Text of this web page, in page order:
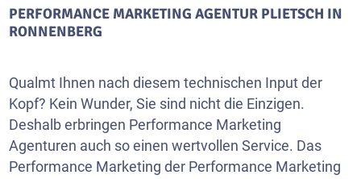
PERFORMANCE MARKETING AGENTUR PLIETSCH IN
RONNENBERG
Qualmt Ihnen nach diesem technischen Input der
Kopf? Kein Wunder, Sie sind nicht die Einzigen.
Deshalb erbringen Performance Marketing
Agenturen auch so einen wertvollen Service. Das
Performance Marketing der Performance Marketing